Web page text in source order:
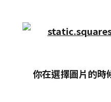
你在選擇圖片的時